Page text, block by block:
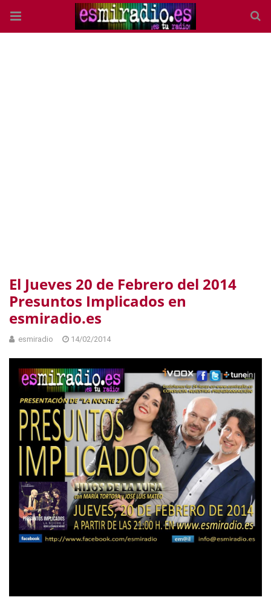
El Jueves 20 de Febrero del 2014
Presuntos Implicados en
esmiradio.es
esmiradio 14/02/2014